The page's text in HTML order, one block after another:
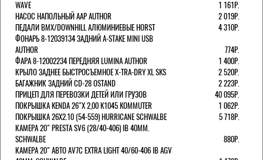
WAVE
1 161Р.
НАСОС НАПОЛЬНЫЙ AAP AUTHOR
2 019Р.
ПЕДАЛИ BMX/DOWNHILL АЛЮМИНИЕВЫЕ HORST
4 310Р.
ФОНАРЬ 8-12039134 ЗАДНИЙ A-STAKE MINI USB
AUTHOR
774Р.
ФАРА 8-12002234 ПЕРЕДНЯЯ LUMINA AUTHOR
1 400Р.
КРЫЛО ЗАДНЕЕ БЫСТРОСЪЕМНОЕ X-TRA-DRY XL SKS
2 520Р.
БАГАЖНИК ЗАДНИЙ CD-28 OSTAND
2 223Р.
ПРИЦЕП ДЛЯ ПЕРЕВОЗКИ ДЕТЕЙ ИЛИ ГРУЗОВ
40 095Р.
ПОКРЫШКА KENDA 26"Х 2,00 K1045 KOMMUTER
1 062Р.
ПОКРЫШКА 26X2.10 (54-559) HURRICANE SCHWALBE
5 718Р.
КАМЕРА 20" PRESTA SV6 (28/40-406) IB 40MM.
SCHWALBE
880Р.
КАМЕРА 20" АВТО AV7C EXTRA LIGHT 40/60-406 IB AGV